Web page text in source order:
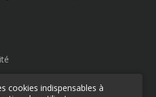
cookies indispensables à